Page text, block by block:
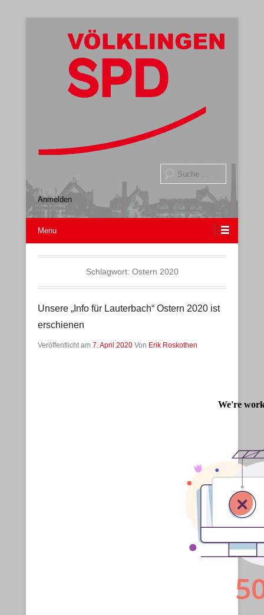
Anmelden
Menu
Schlagwort: Ostern 2020
Unsere „Info für Lauterbach“ Ostern 2020 ist
erschienen
Veröffentlicht am 7. April 2020 Von Erik Roskothen